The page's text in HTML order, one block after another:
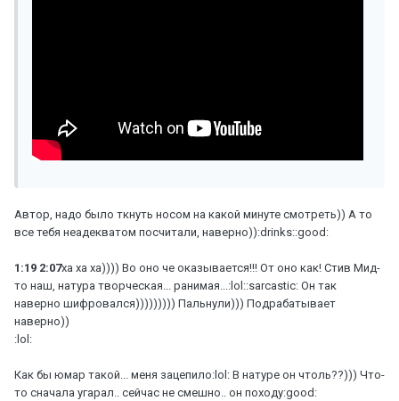
Автор, надо было ткнуть носом на какой минуте смотреть)) А то
все тебя неадекватом посчитали, наверно)):drinks::good:
1:19 2:07ха ха ха)))) Во оно че оказывается!!! От оно как! Стив Мид-
то наш, натура творческая... ранимая...:lol::sarcastic: Он так
наверно шифровался))))))))) Пальнули))) Подрабатывает
наверно))
:lol:
Как бы юмар такой... меня зацепило:lol: В натуре он чтоль??))) Что-
то сначала угарал.. сейчас не смешно.. он походу:good: